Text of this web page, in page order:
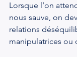
Lorsque l’on
nous sauve, on
relations
manipulatrices ou